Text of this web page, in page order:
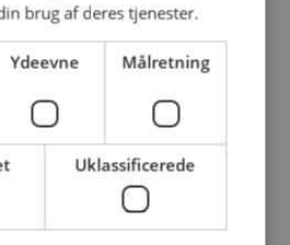
A/S - All rights reserved
brug af deres tjenester.
Ydeevne Målretning
Uklassificerede